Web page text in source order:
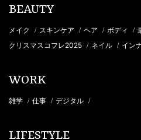
BEAUTY
メイク / スキンケア / ヘア / ボディ /
クリスマスコフレ2025 / ネイル / イン
WORK
雑学 / 仕事 / デジタル /
LIFESTYLE